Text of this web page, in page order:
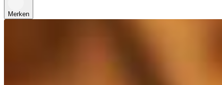
Merken